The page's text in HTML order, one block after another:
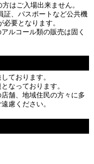
はご入場出来ません。
証、パスポートなど公共機
要となります。
ルコール類の販売は固く
ております。
なっております。
舗、地域住民の方々に多
慮ください。